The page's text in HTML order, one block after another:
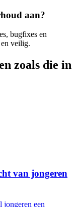
aan?
bugfixes en
veilig.
zoals die in
van jongeren
jongeren een